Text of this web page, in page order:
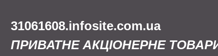
31061608.infosite.com.ua
ПРИВАТНЕ АКЦІОНЕРНЕ